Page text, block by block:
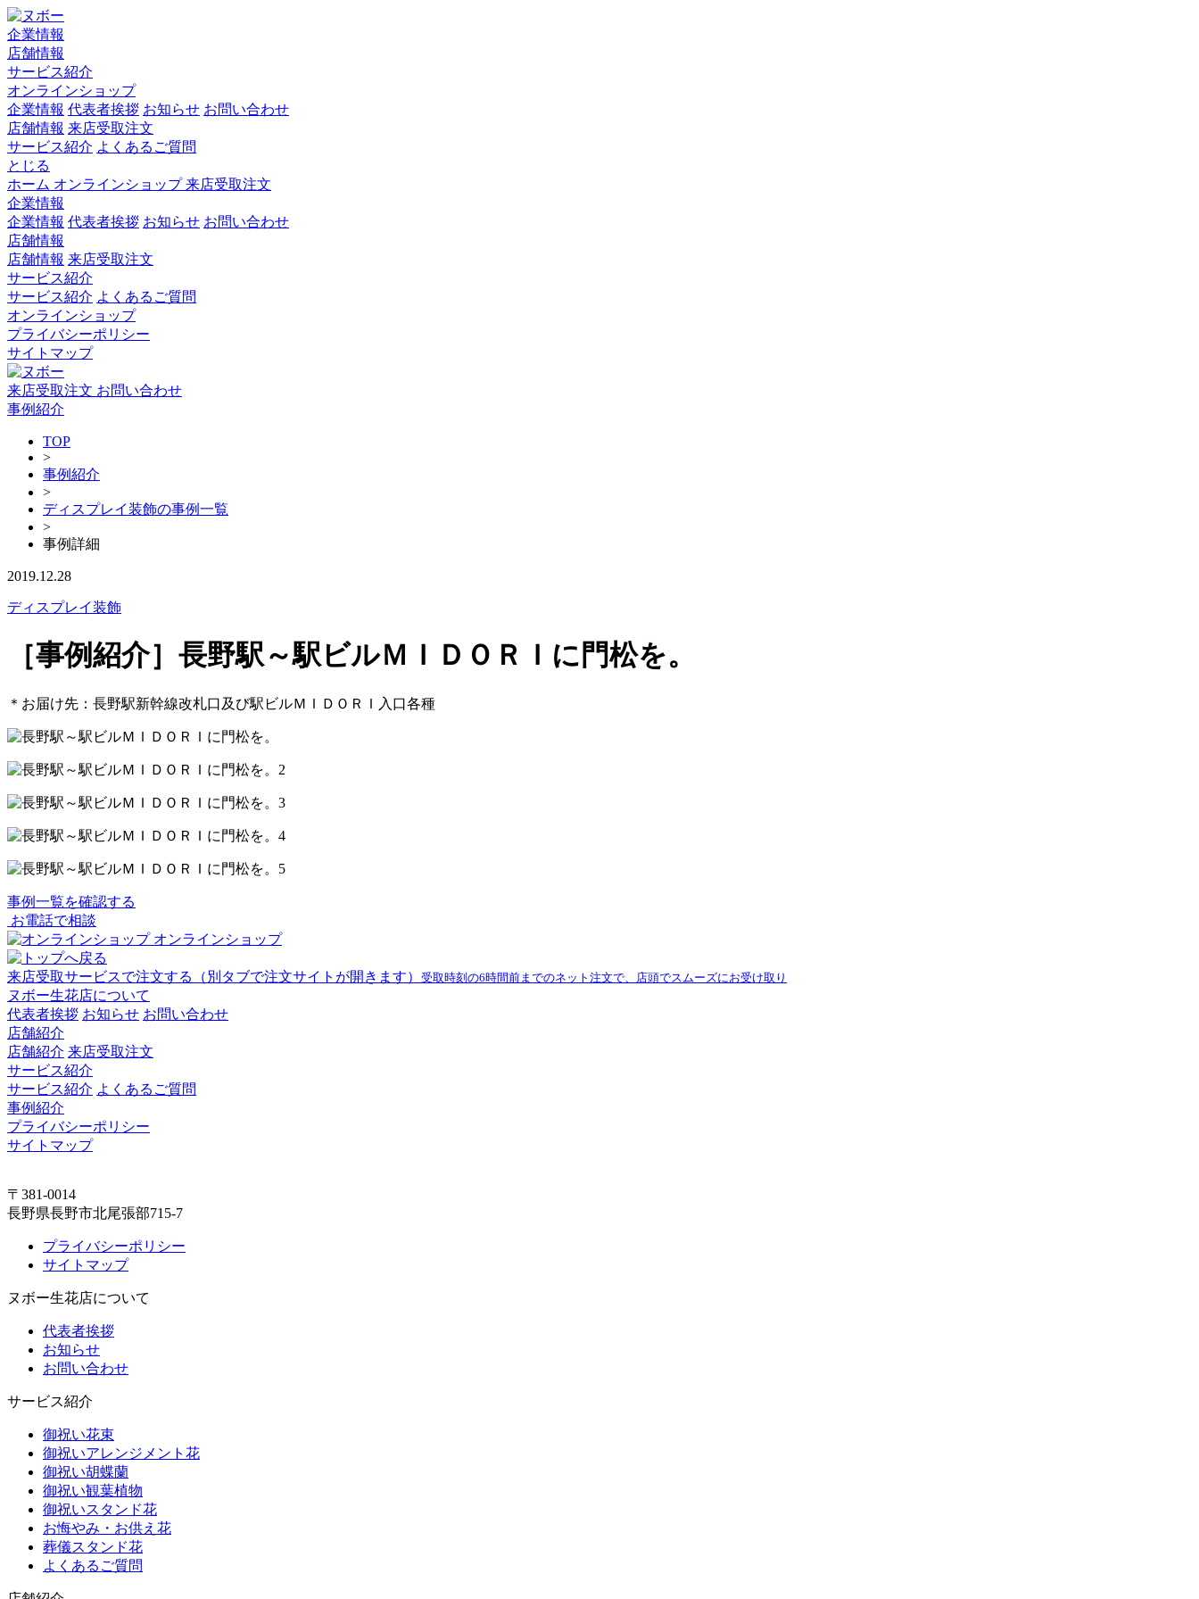
企業情報
店舗情報
サービス紹介
オンラインショップ
企業情報 代表者挨拶 お知らせ お問い合わせ
店舗情報 来店受取注文
サービス紹介 よくあるご質問
とじる
ホーム オンラインショップ来店受取注文
企業情報
企業情報 代表者挨拶 お知らせ お問い合わせ
店舗情報
店舗情報 来店受取注文
サービス紹介
サービス紹介 よくあるご質問
オンラインショップ
プライバシーポリシー
サイトマップ
来店受取注文 お問い合わせ
事例紹介
TOP
>
事例紹介
>
ディスプレイ装飾の事例一覧
>
事例詳細
2019.12.28
ディスプレイ装飾
［事例紹介］長野駅～駅ビルＭＩＤＯＲＩに門松を。
＊お届け先：長野駅新幹線改札口及び駅ビルＭＩＤＯＲＩ入口各種
事例一覧を確認する
お電話で相談
オンラインショップ
来店受取サービスで注文する （別タブで注文サイトが開きます） 受取時刻の6時間前までのネット注文で、店頭でスムーズにお受け取り
ヌボー生花店について
代表者挨拶 お知らせ お問い合わせ
店舗紹介
店舗紹介 来店受取注文
サービス紹介
サービス紹介 よくあるご質問
事例紹介
プライバシーポリシー
サイトマップ
〒381-0014
長野県長野市北尾張部715-7
プライバシーポリシー
サイトマップ
ヌボー生花店について
代表者挨拶
お知らせ
お問い合わせ
サービス紹介
御祝い花束
御祝いアレンジメント花
御祝い胡蝶蘭
御祝い観葉植物
御祝いスタンド花
お悔やみ・お供え花
葬儀スタンド花
よくあるご質問